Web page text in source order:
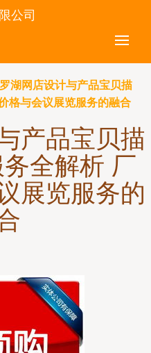
公司
罗湖网店设计与产品宝贝描
格与会议展览服务的融合
产品宝贝描
全解析 厂
展览服务的